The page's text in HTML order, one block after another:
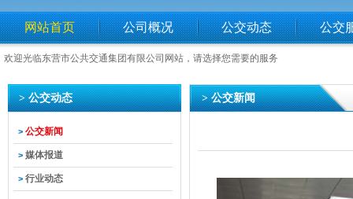
网站首页 公司概况 公交动态 公交
欢迎光临东营市公共交通集团有限公司网站，请选择您需要的服务
> 公交动态
> 公交新闻
> 媒体报道
> 行业动态
> 公交新闻